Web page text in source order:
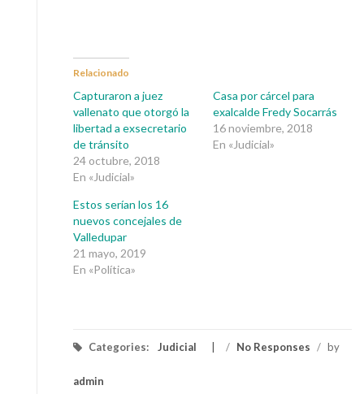
Relacionado
Capturaron a juez
vallenato que otorgó la
libertad a exsecretario
de tránsito
24 octubre, 2018
En «Judicial»
Casa por cárcel para
exalcalde Fredy Socarrás
16 noviembre, 2018
En «Judicial»
Estos serían los 16
nuevos concejales de
Valledupar
21 mayo, 2019
En «Política»
Categories: Judicial / No Responses / by
admin